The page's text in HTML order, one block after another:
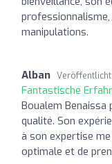
manipulations.
Alban Veröffentlicht
Fantastische
Boualem Benaissa
qualité. Son
à son expertise
optimale et de